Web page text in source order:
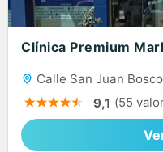
Clínica Premium
Calle San Juan
9,1 (55